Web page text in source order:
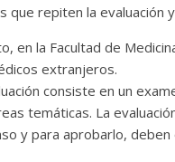
que repiten la evaluación
en la Facultad de
extranjeros.
consiste en un
temáticas. La
y para aprobarlo,